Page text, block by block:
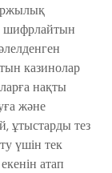
шифрлайтын
казинолар
нақты
және
ұтыстарды тез
үшін тек
атап